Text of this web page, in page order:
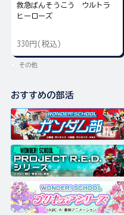
救急ばんそうこう ウルトラ
ヒーローズ
330円(税込)
その他
おすすめの部活